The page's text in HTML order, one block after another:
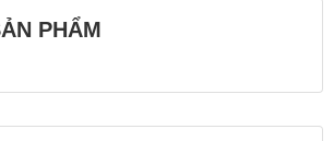
75W
AC Adapter, External Battery
PHẨM